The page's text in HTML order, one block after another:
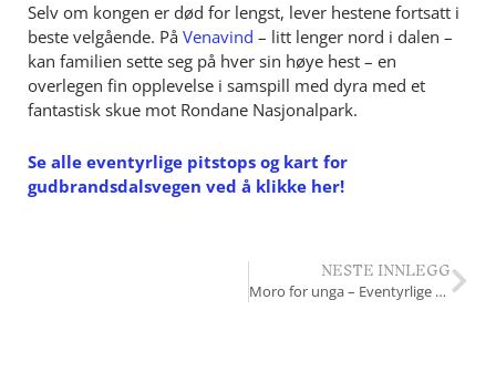
Selv om kongen er død for lengst, lever hestene fortsatt i
beste velgående. På Venavind – litt lenger nord i dalen –
kan familien sette seg på hver sin høye hest – en
overlegen fin opplevelse i samspill med dyra med et
fantastisk skue mot Rondane Nasjonalpark.
Se alle eventyrlige pitstops og kart for
gudbrandsdalsvegen ved å klikke her!
NESTE INNLEGG
Moro for unga – Eventyrlige Pitstops